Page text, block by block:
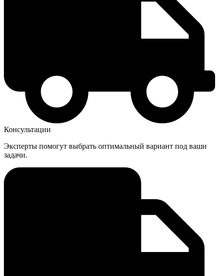
Консультации
Эксперты помогут выбрать оптимальный вариант под ваши
задачи.